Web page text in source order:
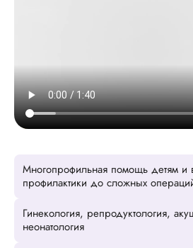
Многопрофильная помощь детям и
профилактики до сложных
Гинекология, репродуктология,
неонатология